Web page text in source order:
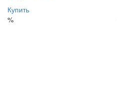
Купить
%